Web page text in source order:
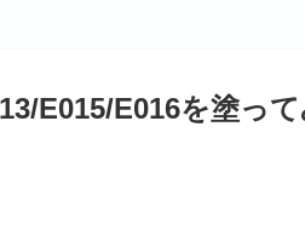
E015/E016を塗っ